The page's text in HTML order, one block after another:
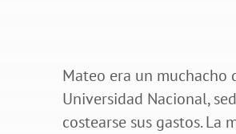
Mateo era un muchacho
Universidad Nacional,
costearse sus gastos. La